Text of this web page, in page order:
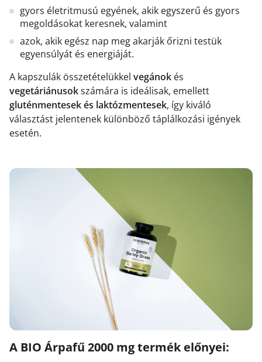
gyors életritmusú egyének, akik egyszerű és gyors
megoldásokat keresnek, valamint
azok, akik egész nap meg akarják őrizni testük
egyensúlyát és energiáját.
A kapszulák összetételükkel vegánok és
vegetáriánusokszámára is ideálisak, emellett
gluténmentesekés laktózmentesek, így kiváló
választást jelentenek különböző táplálkozási igények
esetén.
A BIO Árpafű 2000 mg termék előnyei: